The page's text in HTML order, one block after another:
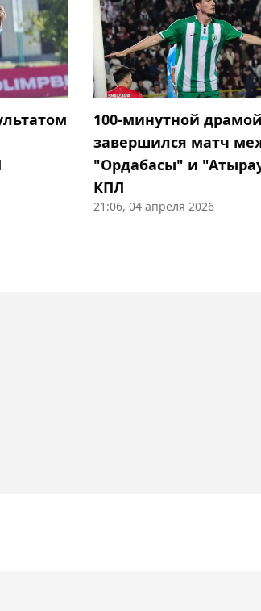
100-минутной драмой
завершился матч
"Ордабасы" и
КПЛ
21:06, 04 апреля 2026